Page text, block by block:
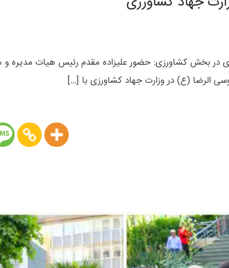
در بخش کشاورزی: حضور علیزاده مقدم رئیس هیات مدیره
الرضا (ع) در وزارت جهاد کشاورزی با […]